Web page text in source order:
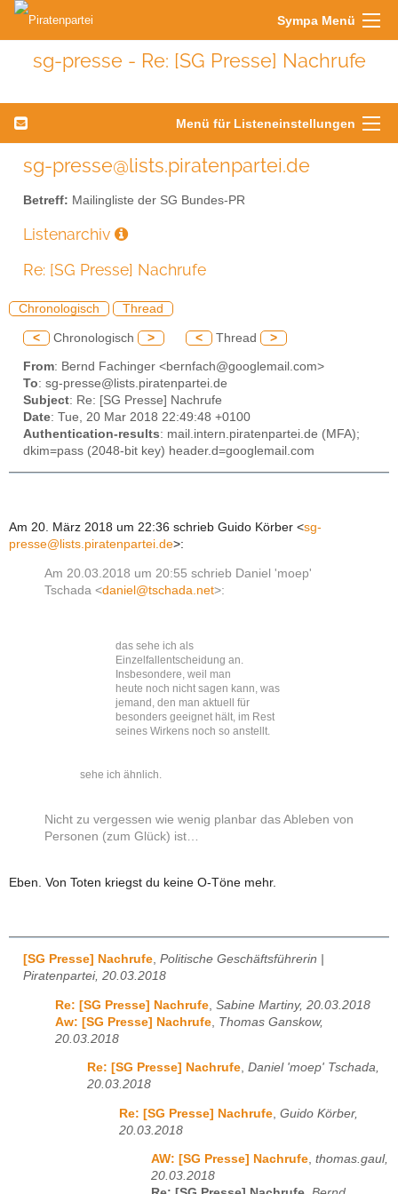
Sympa Menü
sg-presse - Re: [SG Presse] Nachrufe
Menü für Listeneinstellungen
sg-presse@lists.piratenpartei.de
Betreff: Mailingliste der SG Bundes-PR
Listenarchiv
Re: [SG Presse] Nachrufe
Chronologisch Thread
< Chronologisch > < Thread >
From: Bernd Fachinger <bernfach@googlemail.com>
To: sg-presse@lists.piratenpartei.de
Subject: Re: [SG Presse] Nachrufe
Date: Tue, 20 Mar 2018 22:49:48 +0100
Authentication-results: mail.intern.piratenpartei.de (MFA);
dkim=pass (2048-bit key) header.d=googlemail.com
Am 20. März 2018 um 22:36 schrieb Guido Körber <sg-
presse@lists.piratenpartei.de>:
Am 20.03.2018 um 20:55 schrieb Daniel 'moep'
Tschada <daniel@tschada.net>:
das sehe ich als
Einzelfallentscheidung an.
Insbesondere, weil man
heute noch nicht sagen kann, was
jemand, den man aktuell für
besonders geeignet hält, im Rest
seines Wirkens noch so anstellt.
sehe ich ähnlich.
Nicht zu vergessen wie wenig planbar das Ableben von
Personen (zum Glück) ist…
Eben. Von Toten kriegst du keine O-Töne mehr.
[SG Presse] Nachrufe Politische Geschäftsführerin |
Piratenpartei, 20.03.2018
Re: [SG Presse] Nachrufe Sabine Martiny, 20.03.2018
Aw: [SG Presse] Nachrufe Thomas Ganskow,
20.03.2018
Re: [SG Presse] Nachrufe, Daniel 'moep' Tschada,
20.03.2018
Re: [SG Presse] Nachrufe Guido Körber,
20.03.2018
AW: [SG Presse] Nachrufe, thomas.gaul,
20.03.2018